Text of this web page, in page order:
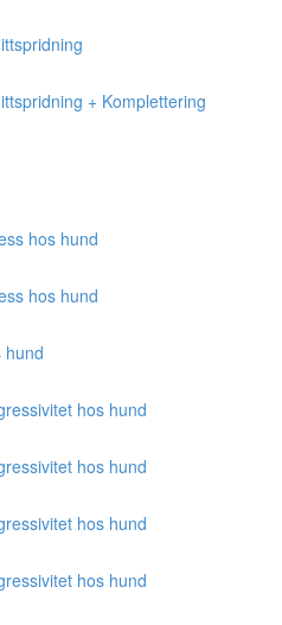
+ Komplettering
hos hund
hos hund
hund
hos hund
hos hund
hos hund
hos hund